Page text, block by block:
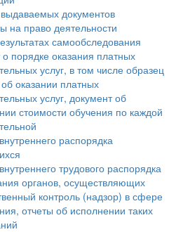
документов
на право деятельности
самообследования
порядке оказания платных
услуг, в том числе образец
оказании платных
услуг, документ об
стоимости обучения по каждой
распорядка
трудового распорядка
органов, осуществляющих
контроль (надзор) в сфере
отчеты об исполнении таких